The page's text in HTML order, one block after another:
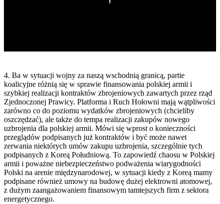
4. Ba w sytuacji wojny za naszą wschodnią granicą, partie
koalicyjne różnią się w sprawie finansowania polskiej armii i
szybkiej realizacji kontraktów zbrojeniowych zawartych przez rząd
Zjednoczonej Prawicy. Platforma i Ruch Hołowni mają wątpliwości
zarówno co do poziomu wydatków zbrojeniowych (chcieliby
oszczędzać), ale także do tempa realizacji zakupów nowego
uzbrojenia dla polskiej armii. Mówi się wprost o konieczności
przeglądów podpisanych już kontraktów i być może nawet
zerwania niektórych umów zakupu uzbrojenia, szczególnie tych
podpisanych z Koreą Południową. To zapowiedź chaosu w Polskiej
armii i poważne niebezpieczeństwo podważenia wiarygodności
Polski na arenie międzynarodowej, w sytuacji kiedy z Koreą mamy
podpisane również umowy na budowę dużej elektrowni atomowej,
z dużym zaangażowaniem finansowym tamtejszych firm z sektora
energetycznego.